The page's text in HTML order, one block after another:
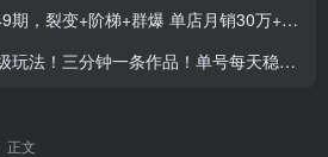
变+阶梯+群爆 单店月销30万+投产7的超盈利
钟一条作品！单号每天稳定200+收益，千粉万粉包回收
正文